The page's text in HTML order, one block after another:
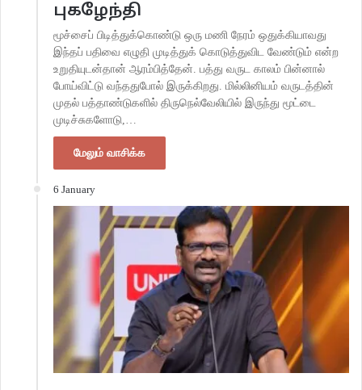
புகழேந்தி
மூச்சைப் பிடித்துக்கொண்டு ஒரு மணி நேரம் ஒதுக்கியாவது
இந்தப் பதிவை எழுதி முடித்துக் கொடுத்துவிட வேண்டும் என்ற
உறுதியுடன்தான் ஆரம்பித்தேன். பத்து வருட காலம் பின்னால்
போய்விட்டு வந்ததுபோல் இருக்கிறது. மில்லினியம் வருடத்தின்
முதல் பத்தாண்டுகளில் திருநெல்வேலியில் இருந்து மூட்டை
முடிச்சுகளோடு,…
மேலும் வாசிக்க
6 January